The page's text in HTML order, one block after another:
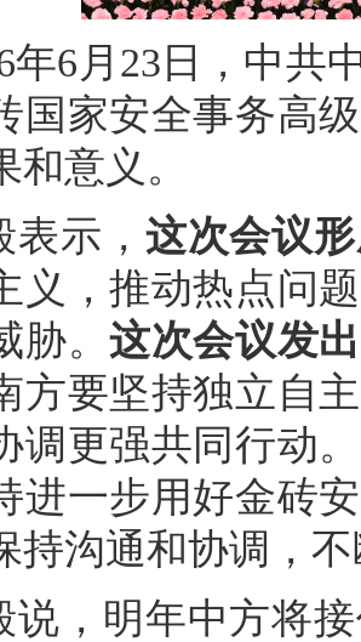
年6月23日，中共
国家安全事务高
和意义。
表示， 这次会议
义，推动热点问
胁。这次会议发
方要坚持独立自
调更强共同行动。
进一步用好金砖
持沟通和协调，
说，明年中方将